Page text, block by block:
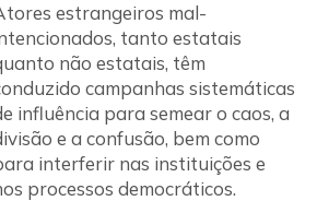
estrangeiros mal-
tanto estatais
não estatais, têm
campanhas sistemáticas
influência para semear o caos, a
e a confusão, bem como
interferir nas instituições e
processos democráticos.